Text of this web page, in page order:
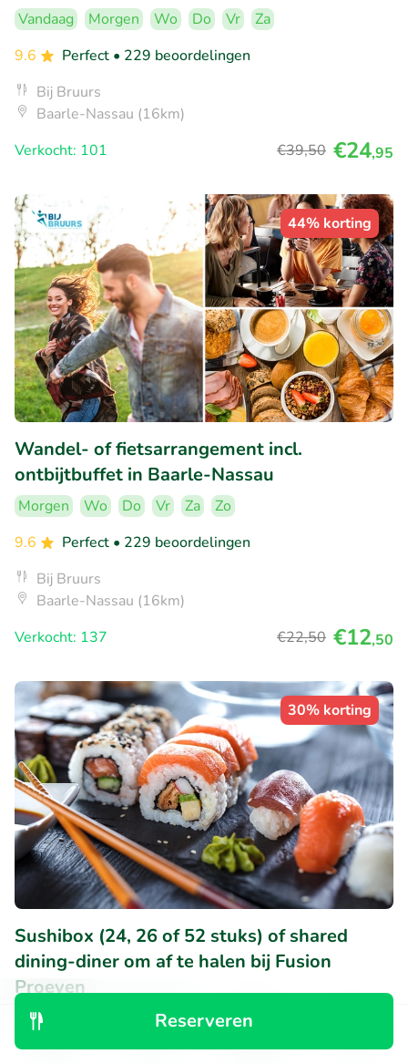
Reserveren
Vandaag Morgen Wo Do Vr
Za
9.6
Perfect • 229 beoordelingen
Bij Bruurs
Baarle-Nassau (16km)
Verkocht: 101
€39,50 €24,95
44% korting
Wandel- of fietsarrangement incl.
ontbijtbuffet in Baarle-Nassau
Morgen Wo Do Vr Za
Zo
9.6
Perfect • 229 beoordelingen
Bij Bruurs
Baarle-Nassau (16km)
Verkocht: 137
€22,50 €12,50
30% korting
Sushibox (24, 26 of 52 stuks) of shared
dining-diner om af te halen bij Fusion
Proeven
9.7
• 312 beoordelingen
Fusion Proeven